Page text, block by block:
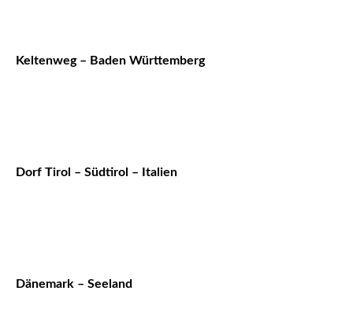
Keltenweg – Baden Württemberg
Dorf Tirol – Südtirol – Italien
Dänemark – Seeland